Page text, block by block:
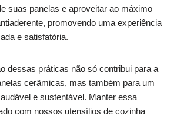
suas panelas e aproveitar ao máximo
promovendo uma experiência
e satisfatória.
dessas práticas não só contribui para a
cerâmicas, mas também para um
e sustentável. Manter essa
com nossos utensílios de cozinha